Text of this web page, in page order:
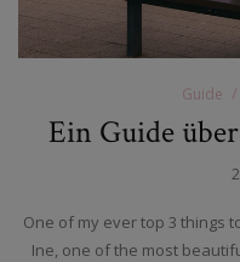
Guide
Ein Guide
One of my ever top 3 things
Ine, one of the most